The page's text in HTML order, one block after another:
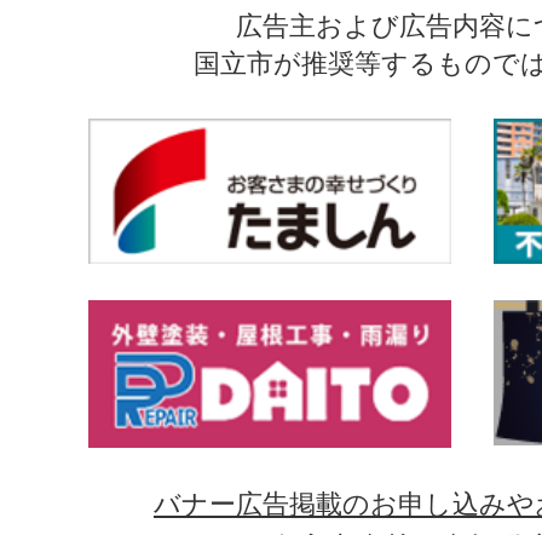
広告主および広告内容
国立市が推奨等するもので
バナー広告掲載のお申し込み